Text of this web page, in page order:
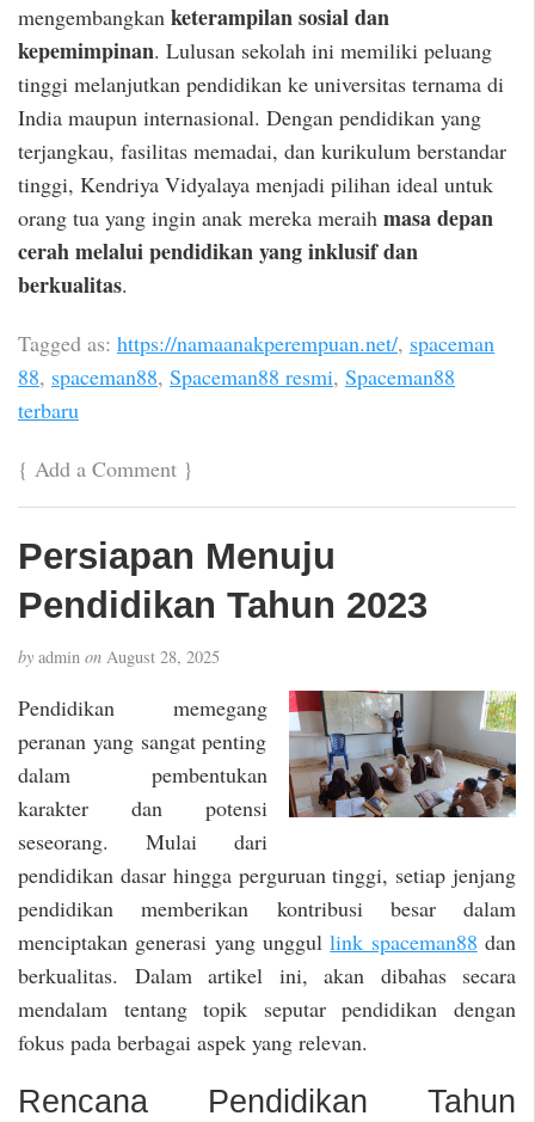
mengembangkan keterampilan sosial dan
kepemimpinan. Lulusan sekolah ini memiliki peluang
tinggi melanjutkan pendidikan ke universitas ternama di
India maupun internasional. Dengan pendidikan yang
terjangkau, fasilitas memadai, dan kurikulum berstandar
tinggi, Kendriya Vidyalaya menjadi pilihan ideal untuk
orang tua yang ingin anak mereka meraih masa depan
cerah melalui pendidikan yang inklusif dan
berkualitas.
Tagged as: https://namaanakperempuan.net/, spaceman
88, spaceman88, Spaceman88 resmi, Spaceman88
terbaru
{ Add a Comment }
Persiapan Menuju
Pendidikan Tahun 2023
by admin on August 28, 2025
Pendidikan memegang
peranan yang sangat penting
dalam pembentukan
karakter dan potensi
seseorang. Mulai dari
pendidikan dasar hingga perguruan tinggi, setiap jenjang
pendidikan memberikan kontribusi besar dalam
menciptakan generasi yang unggullink spaceman88 dan
berkualitas. Dalam artikel ini, akan dibahas secara
mendalam tentang topik seputar pendidikan dengan
fokus pada berbagai aspek yang relevan.
Rencana Pendidikan Tahun